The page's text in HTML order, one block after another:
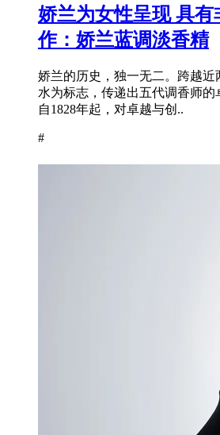
娇兰为女性呈现 具
作：娇兰蓝调淡香精
娇兰的历史，独一无二。跨越近
水为标志，传递出五代调香师的
自1828年起，对卓越与创..
#